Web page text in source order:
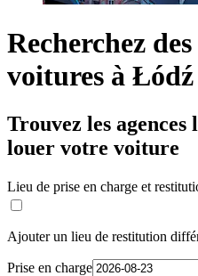
Recherchez
voitures à Łódź
Trouvez les agences
louer votre voiture
Lieu de prise en charge et
Ajouter un lieu de restitution
Prise en charge